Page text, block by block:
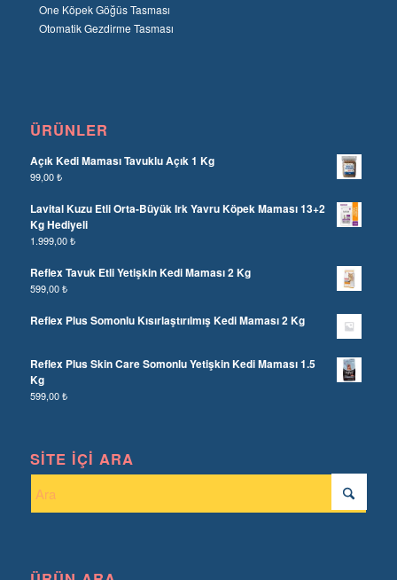
One Köpek Göğüs Tasması
Otomatik Gezdirme Tasması
ÜRÜNLER
Açık Kedi Maması Tavuklu Açık 1 Kg
99,00₺
Lavital Kuzu Etli Orta-Büyük Irk Yavru Köpek Maması 13+2
Kg Hediyeli
1.999,00₺
Reflex Tavuk Etli Yetişkin Kedi Maması 2 Kg
599,00₺
Reflex Plus Somonlu Kısırlaştırılmış Kedi Maması 2 Kg
Reflex Plus Skin Care Somonlu Yetişkin Kedi Maması 1.5
Kg
599,00₺
SITE İÇI ARA